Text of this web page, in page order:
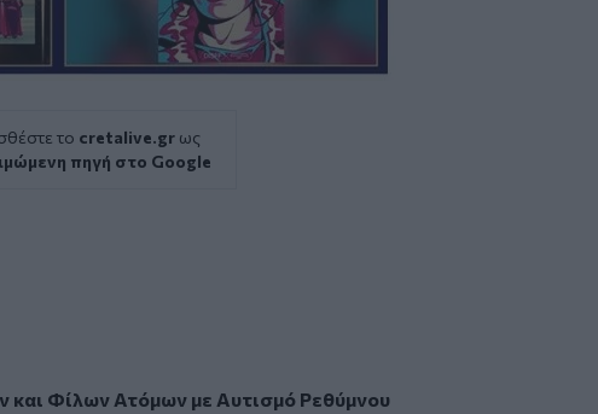
το cretalive.gr ως
πηγή στο Google
και Φίλων Ατόμων με Αυτισμό Ρεθύμνου